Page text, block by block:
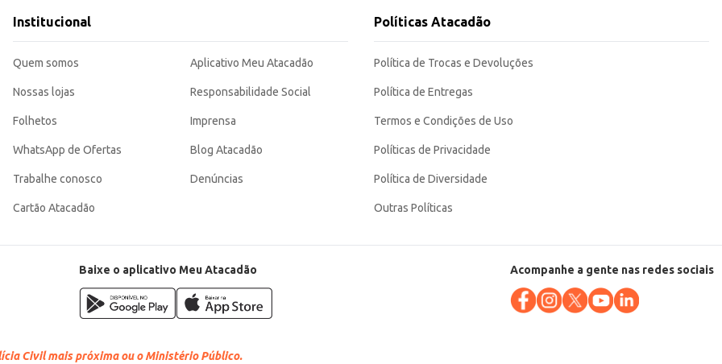
Institucional
Quem somos
Nossas lojas
Folhetos
WhatsApp de Ofertas
Trabalhe conosco
Cartão Atacadão
Aplicativo Meu Atacadão
Responsabilidade Social
Imprensa
Blog Atacadão
Denúncias
Políticas Atacadão
Política de Trocas e Devoluções
Política de Entregas
Termos e Condições de Uso
Políticas de Privacidade
Política de Diversidade
Outras Políticas
Baixe o aplicativo Meu Atacadão Acompanhe a gente nas redes sociais
Civil mais próxima ou o Ministério Público.